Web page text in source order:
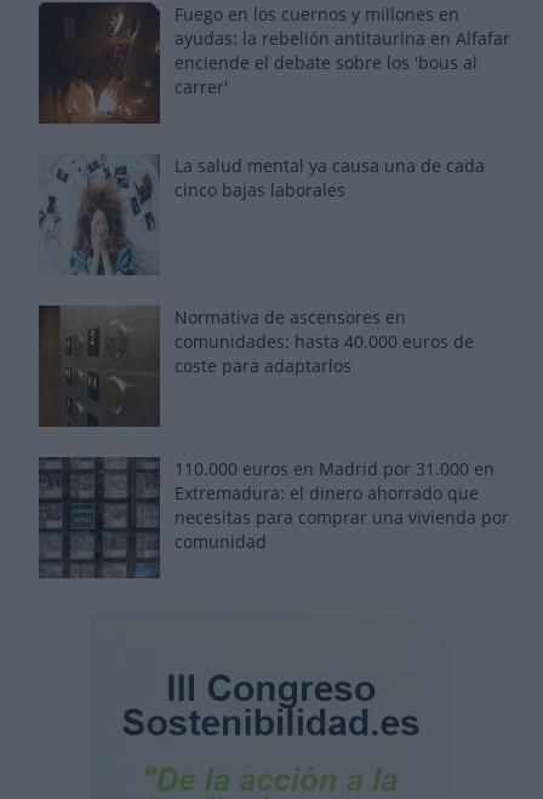
Fuego en los cuernos y millones en
ayudas: la rebelión antitaurina en Alfafar
enciende el debate sobre los 'bous al
carrer'
La salud mental ya causa una de cada
cinco bajas laborales
Normativa de ascensores en
comunidades: hasta 40.000 euros de
coste para adaptarlos
110.000 euros en Madrid por 31.000 en
Extremadura: el dinero ahorrado que
necesitas para comprar una vivienda por
comunidad